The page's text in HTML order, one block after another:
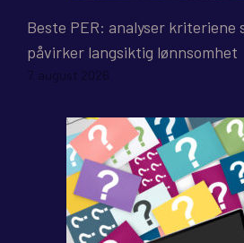
Beste PER: analyser kriteriene
påvirker langsiktig lønnsomhet
7. august 2026